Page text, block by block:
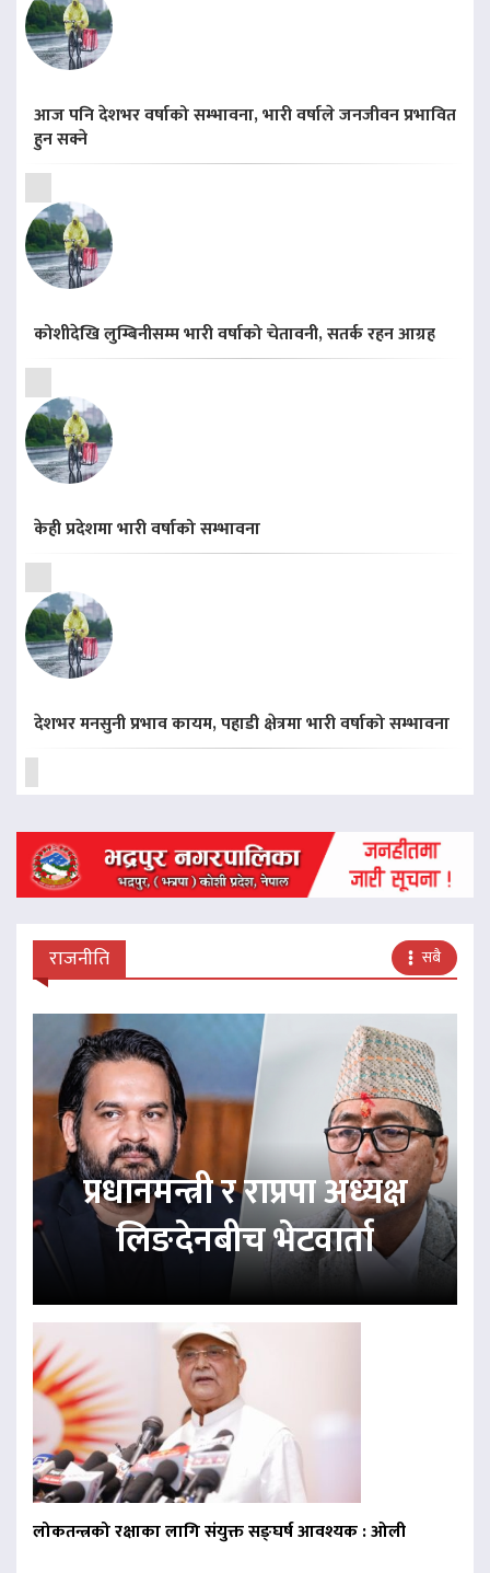
आज पनि देशभर वर्षाको सम्भावना, भारी वर्षाले जनजीवन प्रभावित
हुन सक्ने
कोशीदेखि लुम्बिनीसम्म भारी वर्षाको चेतावनी, सतर्क रहन आग्रह
केही प्रदेशमा भारी वर्षाको सम्भावना
देशभर मनसुनी प्रभाव कायम, पहाडी क्षेत्रमा भारी वर्षाको सम्भावना
राजनीति सबै
प्रधानमन्त्री र राप्रपा अध्यक्ष
लिङदेनबीच भेटवार्ता
लोकतन्त्रको रक्षाका लागि संयुक्त सङ्घर्ष आवश्यक : ओली